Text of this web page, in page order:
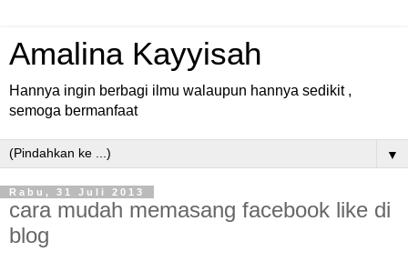
Amalina Kayyisah
Hannya ingin berbagi ilmu walaupun hannya sedikit ,
semoga bermanfaat
▼
Rabu, 31 Juli 2013
cara mudah memasang facebook like di
blog